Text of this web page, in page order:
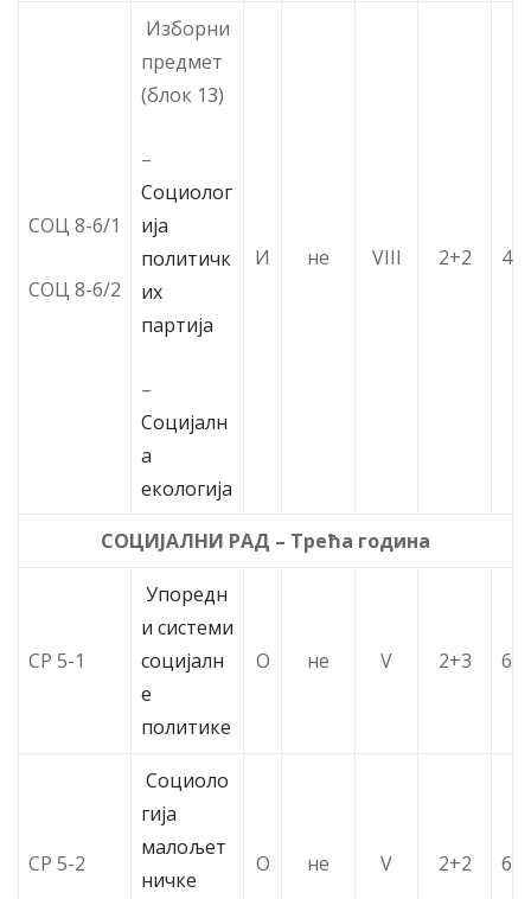
СОЦ 8-6/1
СОЦ 8-6/2
Изборни
предмет
(блок 13)
–
Социолог
ија
политичк
их
партија
–
Социјалн
а
екологија
И не VIII 2+2 4
СОЦИЈАЛНИ РАД – Трећа година
СР 5-1
Упоредн
и системи
социјалн
е
политике
О не V 2+3 6
СР 5-2
Социоло
гија
малољет
ничке
О не V 2+2 6